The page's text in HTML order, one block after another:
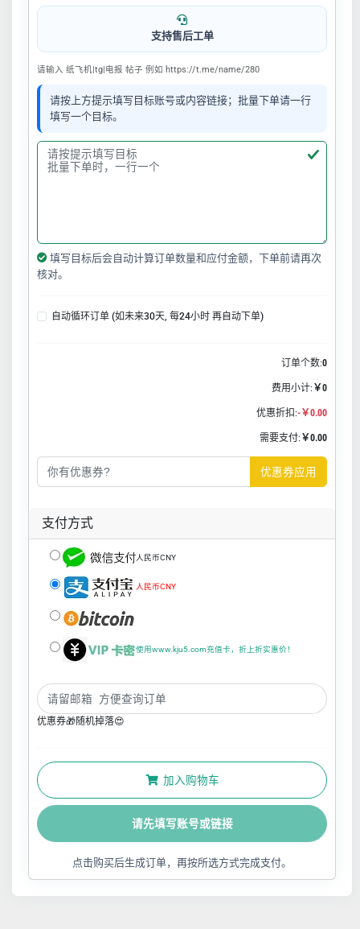
支持售后工单
请输入 纸飞机|tg|电报 帖子 例如 https://t.me/name/280
请按上方提示填写目标账号或内容链接；批量下单请一行
填写一个目标。
填写目标后会自动计算订单数量和应付金额，下单前请再次
核对。
自动循环订单 (如未来30天, 每24小时 再自动下单)
订单个数:0
费用小计: ￥0
优惠折扣:-￥0.00
需要支付: ￥0.00
优惠券应用
支付方式
人民币CNY
人民币CNY
使用www.kju5.com充值卡，折上折实惠价！
优惠券🎁随机掉落😍
加入购物车
请先填写账号或链接
点击购买后生成订单，再按所选方式完成支付。